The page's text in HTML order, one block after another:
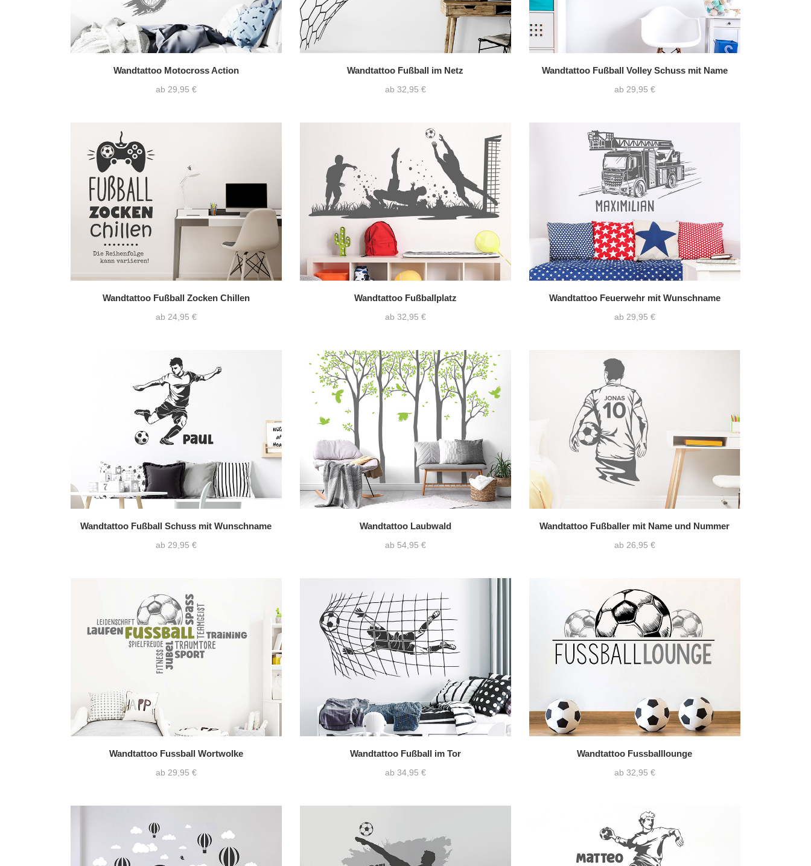
Wandtattoo Motocross Action
ab 29,95 €
Wandtattoo Fußball im Netz
ab 32,95 €
Wandtattoo Fußball Volley Schuss mit Name
ab 29,95 €
Wandtattoo Fußball Zocken Chillen
ab 24,95 €
Wandtattoo Fußballplatz
ab 32,95 €
Wandtattoo Feuerwehr mit Wunschname
ab 29,95 €
Wandtattoo Fußball Schuss mit Wunschname
ab 29,95 €
Wandtattoo Laubwald
ab 54,95 €
Wandtattoo Fußballer mit Name und Nummer
ab 26,95 €
Wandtattoo Fussball Wortwolke
ab 29,95 €
Wandtattoo Fußball im Tor
ab 34,95 €
Wandtattoo Fussballlounge
ab 32,95 €